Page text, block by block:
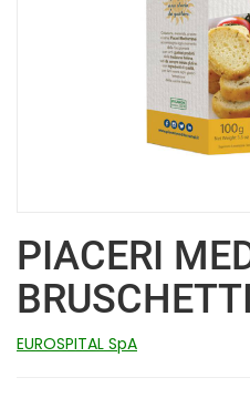
PIACERI
EUROSPITAL SpA